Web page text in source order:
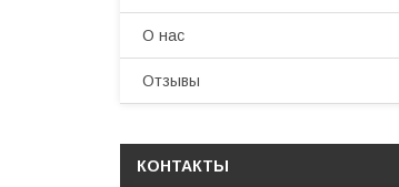
О нас
Отзывы
КОНТАКТЫ